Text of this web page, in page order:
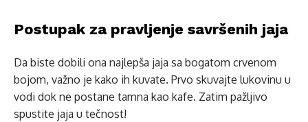
Postupak za pravljenje savršenih jaja
Da biste dobili ona najlepša jaja sa bogatom crvenom
bojom, važno je kako ih kuvate. Prvo skuvajte lukovinu u
vodi dok ne postane tamna kao kafe. Zatim pažljivo
spustite jaja u tečnost!